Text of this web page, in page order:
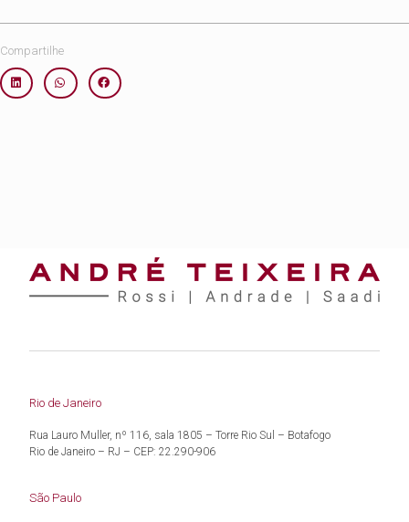
Compartilhe
Rio de Janeiro
Rua Lauro Muller, nº 116, sala 1805 – Torre Rio Sul – Botafogo
Rio de Janeiro – RJ – CEP: 22.290-906
São Paulo